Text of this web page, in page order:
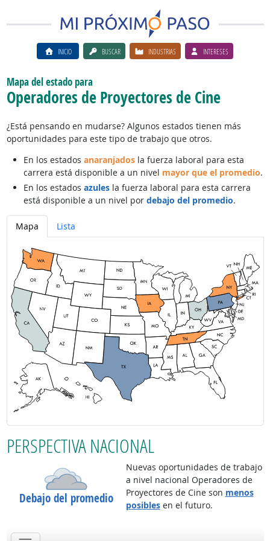
INICIO BUSCAR INDUSTRIAS INTERESES
Mapa del estado para
Operadores de Proyectores de Cine
¿Está pensando en mudarse? Algunos estados tienen más
oportunidades para este tipo de trabajo que otros.
En los estados anaranjadosla fuerza laboral para esta
carrera está disponible a un nivel mayor que el promedio.
En los estados azulesla fuerza laboral para esta carrera
está disponible a un nivel por debajo del promedio.
Mapa Lista
PERSPECTIVA NACIONAL
Debajo del promedio
Nuevas oportunidades de trabajo
a nivel nacional Operadores de
Proyectores de Cine son menos
posiblesen el futuro.